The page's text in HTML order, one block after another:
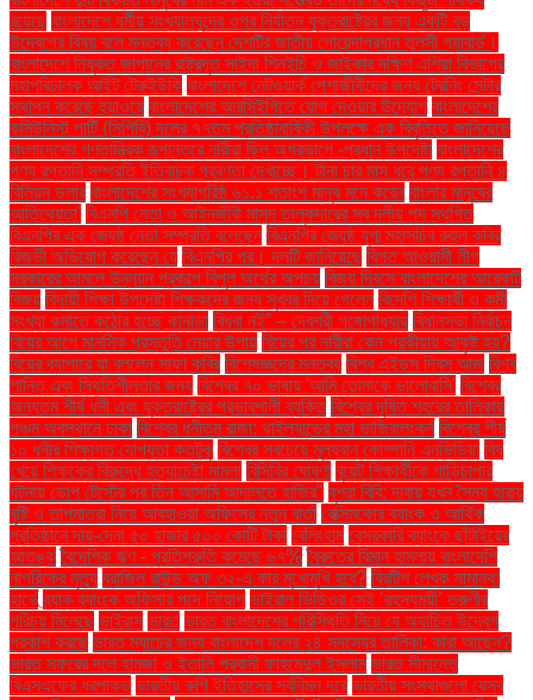
রয়েছে বাংলাদেশে ধর্মীয় সংখ্যালঘুদের ওপর নির্যাতন যুক্তরাষ্ট্রের জন্য একটি বড়
উদ্বেগের বিষয় বলে মন্তব্য করেছেন দেশটির জাতীয় গোয়েন্দাপ্রধান তুলসী গ্যাবার্ড।
বাংলাদেশে নিযুক্ত জাপানের রাষ্ট্রদূত সাইদা শিনইচি ও জাইকার দক্ষিণ এশিয়া বিভাগের
মহাপরিচালক আইট টেরুইউকি বাংলাদেশে নেটওয়ার্ক পেশাজীবীদের জন্য ট্রেনিং সেন্টার
স্থাপন করেছে হুয়াওয়ে বাংলাদেশের আরসিইপিতে যোগ দেওয়ার উদ্যোগ বাংলাদেশের
কমিউনিস্ট পার্টি (সিপিবি) দলের ৭৭তম প্রতিষ্ঠাবার্ষিকী উপলক্ষে এক বিবৃতিতে জানিয়েছে
বাংলাদেশের গণতান্ত্রিক রূপান্তরে নারীরা ছিল অগ্রভাগে -প্রধান উপদেষ্টা বাংলাদেশের
পণ্য রপ্তানি সম্প্রতি ইতিবাচক প্রবণতা দেখাচ্ছে। টানা চার মাস ধরে পণ্য রপ্তানি ৪
বিলিয়ন ডলার বাংলাদেশের সংখ্যাগরিষ্ঠ ৬১.১ শতাংশ মানুষ মনে করেন বাংলার মানুষের
আতিথেয়তা' বিএনপি নেতা ও আইনজীবী মাসুদ তালুকদারের সব দলীয় পদ স্থগিত
বিএনপির এক জ্যেষ্ঠ নেতা সম্প্রতি বলেছেন বিএনপির জ্যেষ্ঠ যুগ্ম মহাসচিব রুহুল কবির
রিজভী অভিযোগ করেছেন যে বিএনপির পর। দলটি জানিয়েছে বিগত আওয়ামী লীগ
সরকারের আমলে উন্নয়ন প্রকল্পে বিপুল অর্থের অপচয় বিজয় দিবসে বাংলাদেশের আরেকটি
বিজয় বিদায়ী শিক্ষা উপদেষ্টা শিক্ষকদের জন্য সুখবর দিয়ে গেলেন বিদেশি শিক্ষার্থী ও কর্মী
সংখ্যা কমাতে কঠোর হচ্ছে কানাডা বিধবা নই” – দেবশ্রী গঙ্গোপাধ্যায় বিধানসভা নির্বাচন
বিয়ের আগে মানসিক প্রস্তুতি নেয়ার উপায় বিয়ের পর নারীরা কেন পরকীয়ায় আকৃষ্ট হয়?
বিয়ের ব্যাপারে যা বললেন সাফা কবির বিশেষজ্ঞদের মন্তব্য বিশ্ব এইডস দিবস আজ বিশ্ব
শান্তি এবং স্থিতিশীলতার জন্য বিশ্বের ৭০ ভাষায় 'আমি তোমাকে ভালোবাসি' বিশ্বের
অন্যতম শীর্ষ ধনী এবং যুক্তরাষ্ট্রের প্রভাবশালী ব্যক্তি বিশ্বের দূষিত শহরের তালিকায়
পঞ্চম অবস্থানে ঢাকা বিশ্বের ধনীতম রাজা: থাইল্যান্ডের মহা ভাজিরালংকর্ন বিশ্বের শীর্ষ
১০ ধনীর শিক্ষাগত যোগ্যতা কতটুকু বিশ্বের সবচেয়ে মূল্যবান কোম্পানি এনভিডিয়া বিষ
খেয়ে শিক্ষকের বিরুদ্ধে হত্যাচেষ্টা মামলা বিসিবির ঘোষণা বুয়েট শিক্ষার্থীকে গাড়িচাপার
ঘটনায় ডোপ টেস্টের পর তিন আসামি আদালতে হাজির" বুশরা বিবি: দাবায় যখন সৈন্য হারায়
বৃষ্টি ও তাপমাত্রা নিয়ে আবহাওয়া অফিসের নতুন বার্তা বেক্সিমকোর ব্যাংক ও আর্থিক
প্রতিষ্ঠানে দায়-দেনা ৫০ হাজার ৫০০ কোটি টাকা বেলিংহাম বেসরকারি ব্যাংকে ছাঁটাইয়ের
আতঙ্ক বৈদেশিক ঋণ - প্রতিশ্রুতি কমেছে ৬৭% বৈরুতের বিমান হামলায় বাংলাদেশি
নাগরিকের মৃত্যু ব্রাজিল রাউন্ড অফ ৩২-এ কার মুখোমুখি হবে? ব্রিটিশ লেখক সামান্থা
হার্ভে ব্র্যাক ব্যাংকে অফিসার পদে নিয়োগ ভাইরাল ভিডিওর সেই ‘রহস্যময়ী’ তরুণীর
পরিচয় মিলেছে ভাইরাস ভারত ভারত বাংলাদেশের পরিস্থিতি নিয়ে যে অযাচিত উদ্বেগ
প্রকাশ করছে ভারত ম্যাচের জন্য বাংলাদেশ দলের ২৪ সদস্যের তালিকা: কারা আছেন?
ভারত সফরের দলে হামজা ও ইতালি প্রবাসী ফাহমেদুল ইসলাম ভারত সীমান্তে
বিএসএফের ধরপাকড় ভারতীয় রুপি ইতিহাসের সর্বনিম্ন দরে ভারতীয় সংস্থাগুলো যেসব